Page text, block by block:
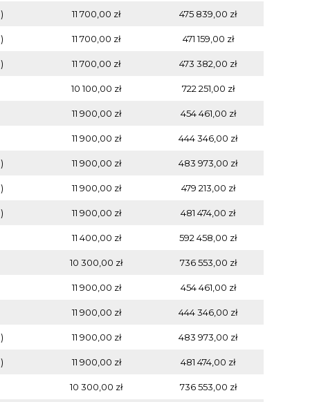
11 700,00 zł 475 839,00 zł
11 700,00 zł 471 159,00 zł
11 700,00 zł 473 382,00 zł
10 100,00 zł 722 251,00 zł
11 900,00 zł 454 461,00 zł
11 900,00 zł 444 346,00 zł
11 900,00 zł 483 973,00 zł
11 900,00 zł 479 213,00 zł
11 900,00 zł 481 474,00 zł
11 400,00 zł 592 458,00 zł
10 300,00 zł 736 553,00 zł
11 900,00 zł 454 461,00 zł
11 900,00 zł 444 346,00 zł
11 900,00 zł 483 973,00 zł
11 900,00 zł 481 474,00 zł
10 300,00 zł 736 553,00 zł